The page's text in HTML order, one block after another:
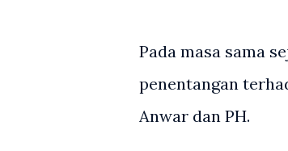
Pada masa sama
penentangan
Anwar dan PH.